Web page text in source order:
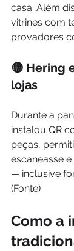
casa. Além
vitrines com
provadores
🟡 Hering
lojas
Durante a
instalou QR
peças,
escaneasse
— inclusive
(Fonte)
Como a